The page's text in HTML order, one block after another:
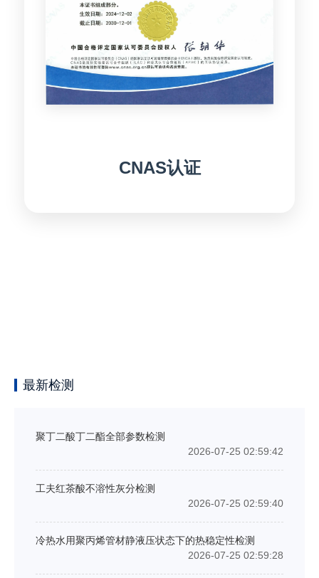
CNAS认证
最新检测
聚丁二酸丁二酯全部参数检测
2026-07-25 02:59:42
工夫红茶酸不溶性灰分检测
2026-07-25 02:59:40
冷热水用聚丙烯管材静液压状态下的热稳定性检测
2026-07-25 02:59:28